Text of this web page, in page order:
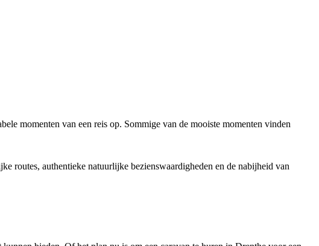
momenten van een reis op. Sommige van de mooiste momenten vinden
routes, authentieke natuurlijke bezienswaardigheden en de nabijheid van